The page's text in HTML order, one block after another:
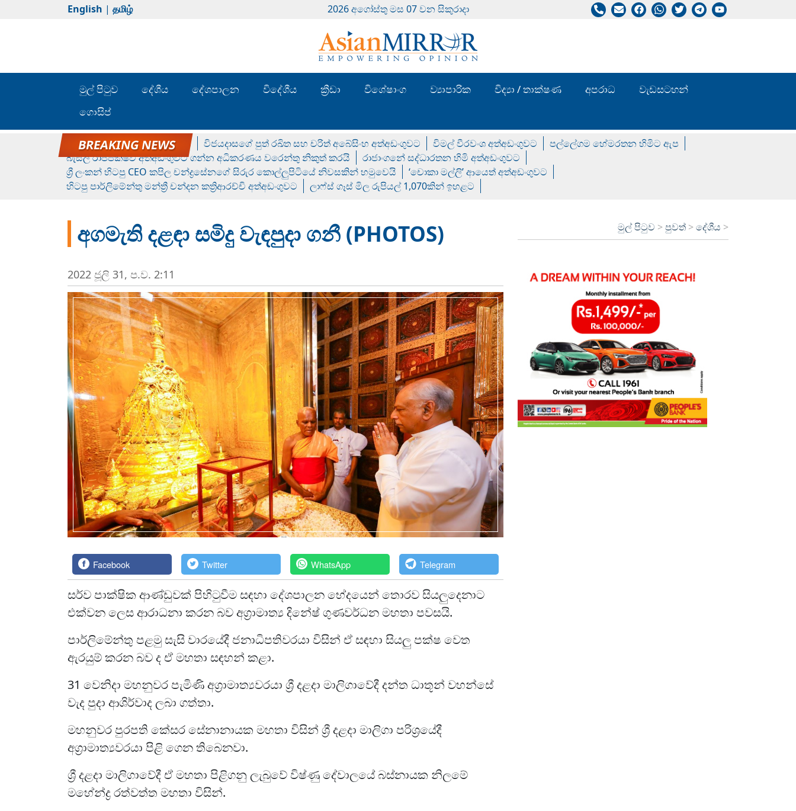
English | தமிழ் 2026 අගෝස්‍තු මස 07 වන සිකුරාදා
මුල් පිටුව දේශීය දේශපාලන විදේශීය ක්‍රීඩා විශේෂාංග ව්‍යාපාරික විද්‍යා / තාක්ෂණ අපරාධ
වැඩසටහන්
ගොසිප්
රන් ගෙනා රුමේෂ්ගේ හෙල්ලය විජයදාසගේ පුත් රඛිත සහ චරිත් අබේසිංහ අත්අඩංගුවට විමල් වීරවංශ අත්අඩංගුවට
පල්ලේගම හේමරතන හිමිට ඇප
බැසිල් රාජපක්ෂව අත්අඩංගුවට ගන්න අධිකරණය වරෙන්තු නිකුත් කරයි
රාජාංගනේ සද්ධාරතන හිමි අත්අඩංගුවට
ශ්‍රී ලංකන් හිටපු CEO කපිල චන්ද්‍රසේනගේ සිරුර කොල්ලුපිටියේ නිවසකින් හමුවෙයි
‘චොකා මල්ලි’ ආයෙත් අත්අඩංගුවට
හිටපු පාර්ලිමේන්තු මන්ත්‍රී චන්දන කත්‍රිආරච්චි අත්අඩංගුවට
ලාෆ්ස් ගෑස් මිල රුපියල් 1,070කින් ඉහළට
අගමැති දළඳා සමිදු වැඳපුදා ගනී (PHOTOS) මුල් පිටුව >පුවත් >දේශීය >
2022 ජූලි 31, ප.ව. 2:11
Facebook Twitter WhatsApp Telegram
සර්ව පාක්ෂික ආණ්ඩුවක් පිහිටුවීම සඳහා දේශපාලන භේදයෙන් තොරව සියලුදෙනාට
එක්වන ලෙස ආරාධනා කරන බව අග්‍රාමාත්‍ය දිනේෂ් ගුණවර්ධන මහතා පවසයි.
පාර්ලිමේන්තු පළමු සැසි වාරයේදී ජනාධිපතිවරයා විසින් ඒ සඳහා සියලු පක්ෂ වෙත
ඇරයුම් කරන බව ද ඒ මහතා සඳහන් කළා.
31 වෙනිදා මහනුවර පැමිණි අග්‍රාමාත්‍යවරයා ශ්‍රී දළදා මාලිගාවේදී දන්ත ධාතූන් වහන්සේ
වැද පුදා ආශිර්වාද ලබා ගත්තා.
මහනුවර පුරපති කේසර සේනානායක මහතා විසින් ශ්‍රී දළදා මාලිගා පරිශ්‍රයේදී
අග්‍රාමාත්‍යවරයා පිළි ගෙන තිබෙනවා.
ශ්‍රී දළදා මාලිගාවේදී ඒ මහතා පිළිගනු ලැබුවේ විෂ්ණු දේවාලයේ බස්නායක නිලමේ
මහේන්ද්‍ර රත්වත්ත මහතා විසින්.